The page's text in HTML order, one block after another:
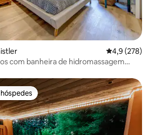
4,9 de uma
4,9 (278)
com banheira de hidromassagem
preferidos dos hóspedes